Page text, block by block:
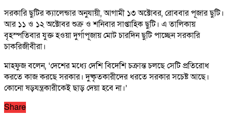
সরকারি ছুটির ক্যালেন্ডার অনুযায়ী, আগামী ১৩ অক্টোবর, রোববার পূজার ছুটি।
আর ১১ ও ১২ অক্টোবর শুক্র ও শনিবার সাপ্তাহিক ছুটি। এ তালিকায়
বৃহস্পতিবার যুক্ত হওয়া দুর্গাপূজায় মোট চারদিন ছুটি পাচ্ছেন সরকারি
চাকরিজীবীরা।
মাহফুজ বলেন, ‘দেশের মধ্যে দেশি বিদেশি চক্রান্ত চলছে সেটি প্রতিরোধ
করতে কাজ করছে সরকার। দুষ্কৃতকারীদের ধরতে সরকার সচেষ্ট আছে।
কোনো ষড়যন্ত্রকারীকেই ছাড় দেয়া হবে না।’
Share